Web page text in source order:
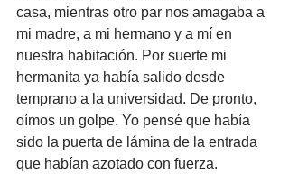
casa, mientras otro par nos amagaba a
mi madre, a mi hermano y a mí en
nuestra habitación. Por suerte mi
hermanita ya había salido desde
temprano a la universidad. De pronto,
oímos un golpe. Yo pensé que había
sido la puerta de lámina de la entrada
que habían azotado con fuerza.